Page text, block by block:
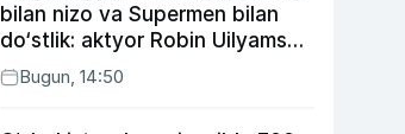
bilan nizo va Supermen bilan
do‘stlik: aktyor Robin Uilyams
haqida ko‘pchilik bilmaydigan
faktlar
Bugun, 14:50